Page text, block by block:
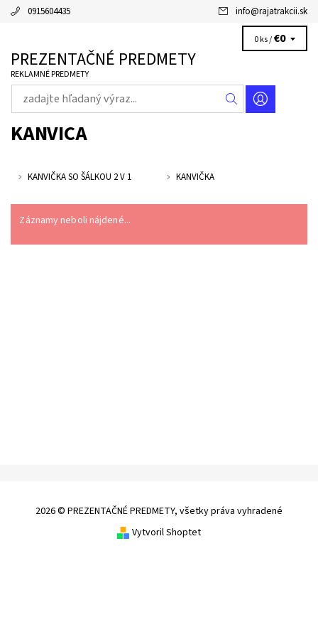
0915604435 info@rajatrakcii.sk
PREZENTAČNÉ PREDMETY
REKLAMNÉ PREDMETY
0 ks /€0
KANVICA
KANVIČKA SO ŠÁLKOU 2 V 1 KANVIČKA
Záznamy neboli nájdené...
2026 © PREZENTAČNÉ PREDMETY, všetky práva vyhradené
Vytvoril Shoptet